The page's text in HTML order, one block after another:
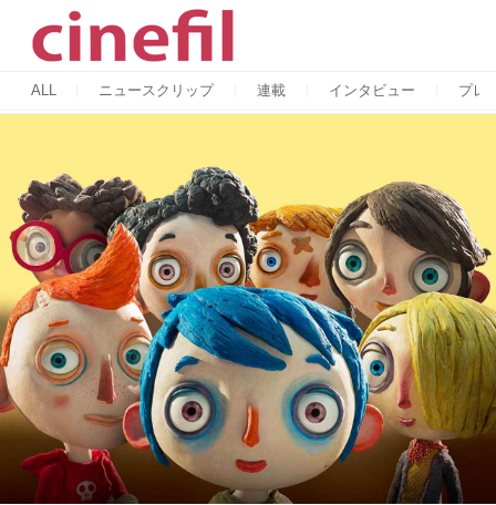
ALL ニュースクリップ 連載 インタビュー プレ